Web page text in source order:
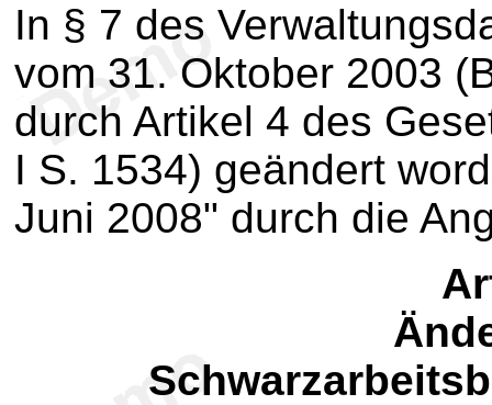
In § 7 des
vom 31. Oktober 2003
durch Artikel 4 des
I S. 1534) geändert
Juni 2008" durch die